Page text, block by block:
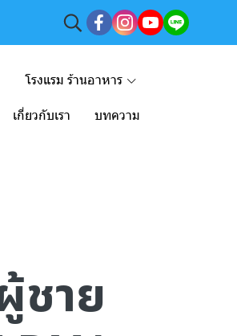
โรงแรม ร้านอาหาร
เกี่ยวกับเรา บทความ
ชาย